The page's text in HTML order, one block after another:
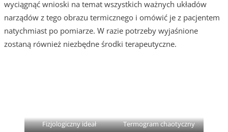
wyciągnąć wnioski na temat wszystkich ważnych układów
narządów z tego obrazu termicznego i omówić je z pacjentem
natychmiast po pomiarze. W razie potrzeby wyjaśnione
zostaną również niezbędne środki terapeutyczne.
Fizjologiczny ideał Termogram chaotyczny